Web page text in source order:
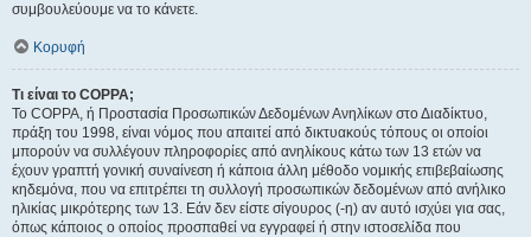
συμβουλεύουμε να το κάνετε.
Κορυφή
Τι είναι το COPPA;
Το COPPA, ή Προστασία Προσωπικών Δεδομένων Ανηλίκων στο Διαδίκτυο,
πράξη του 1998, είναι νόμος που απαιτεί από δικτυακούς τόπους οι οποίοι
μπορούν να συλλέγουν πληροφορίες από ανηλίκους κάτω των 13 ετών να
έχουν γραπτή γονική συναίνεση ή κάποια άλλη μέθοδο νομικής επιβεβαίωσης
κηδεμόνα, που να επιτρέπει τη συλλογή προσωπικών δεδομένων από ανήλικο
ηλικίας μικρότερης των 13. Εάν δεν είστε σίγουρος (-η) αν αυτό ισχύει για σας,
όπως κάποιος ο οποίος προσπαθεί να εγγραφεί ή στην ιστοσελίδα που